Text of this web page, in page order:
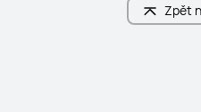
Zpět